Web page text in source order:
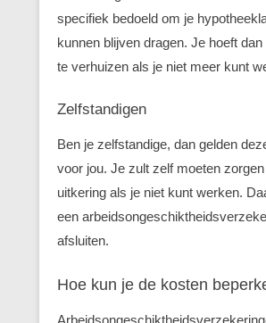
specifiek bedoeld om je
kunnen blijven dragen. Je hoeft
te verhuizen als je niet meer kunt
Zelfstandigen
Ben je zelfstandige, dan gelden
voor jou. Je zult zelf moeten
uitkering als je niet kunt werken.
een
afsluiten.
Hoe kun je de kosten